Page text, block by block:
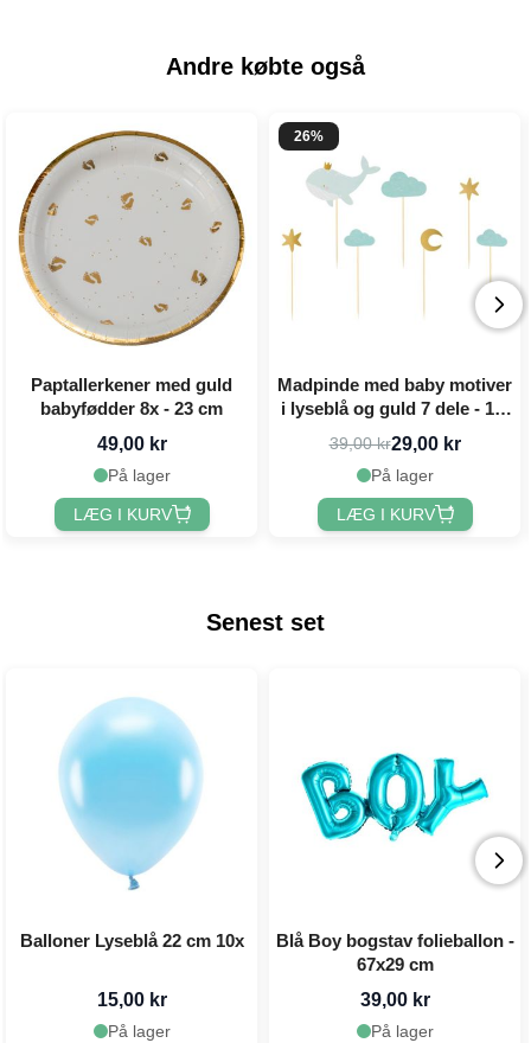
Andre købte også
Paptallerkener med guld
babyfødder 8x - 23 cm
49,00 kr
På lager
LÆG I KURV
26%
Madpinde med baby motiver
i lyseblå og guld 7 dele - 11-
13,5 cm
39,00 kr29,00 kr
På lager
LÆG I KURV
Senest set
Balloner Lyseblå 22 cm 10x
15,00 kr
På lager
Blå Boy bogstav folieballon -
67x29 cm
39,00 kr
På lager